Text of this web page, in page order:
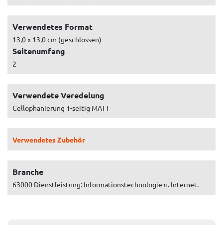
Verwendetes Format
13,0 x 13,0 cm (geschlossen)
Seitenumfang
2
Verwendete Veredelung
Cellophanierung 1-seitig MATT
Verwendetes Zubehör
Branche
63000 Dienstleistung: Informationstechnologie u. Internet.